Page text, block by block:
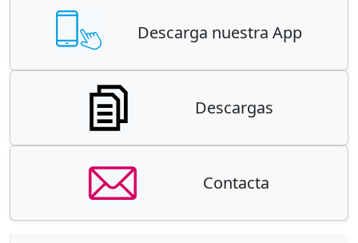
Descarga nuestra App
Descargas
Contacta